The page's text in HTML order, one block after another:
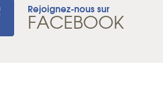
Rejoignez-nous sur
FACEBOOK